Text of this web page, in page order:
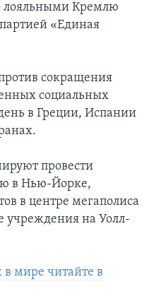
лояльными Кремлю
«Единая
сокращения
социальных
в Греции, Испании
провести
в Нью-Йорке,
в центре мегаполиса
на Уолл-
в мире читайте в